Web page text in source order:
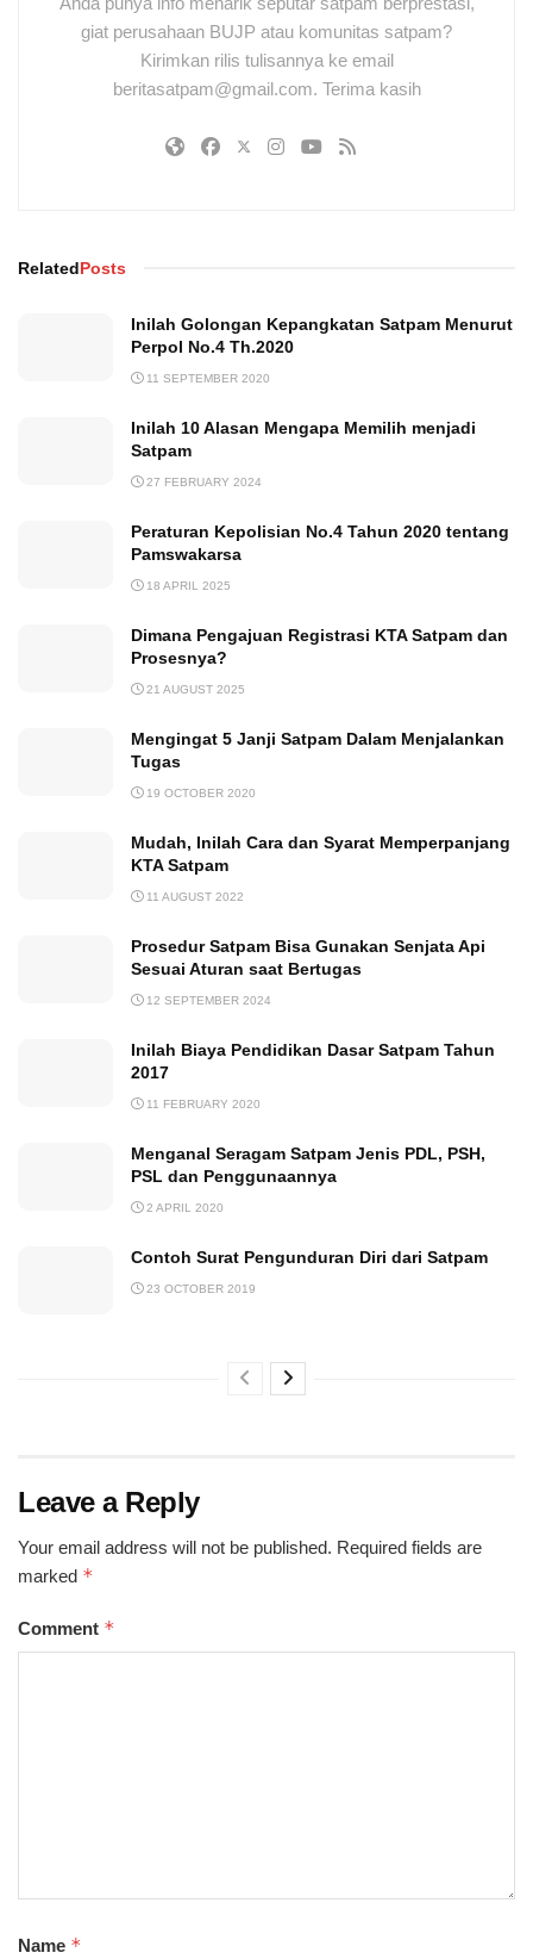
giat perusahaan BUJP atau komunitas satpam?
Kirimkan rilis tulisannya ke email
beritasatpam@gmail.com. Terima kasih
RelatedPosts
Inilah Golongan Kepangkatan Satpam Menurut
Perpol No.4 Th.2020
11 SEPTEMBER 2020
Inilah 10 Alasan Mengapa Memilih menjadi
Satpam
27 FEBRUARY 2024
Peraturan Kepolisian No.4 Tahun 2020 tentang
Pamswakarsa
18 APRIL 2025
Dimana Pengajuan Registrasi KTA Satpam dan
Prosesnya?
21 AUGUST 2025
Mengingat 5 Janji Satpam Dalam Menjalankan
Tugas
19 OCTOBER 2020
Mudah, Inilah Cara dan Syarat Memperpanjang
KTA Satpam
11 AUGUST 2022
Prosedur Satpam Bisa Gunakan Senjata Api
Sesuai Aturan saat Bertugas
12 SEPTEMBER 2024
Inilah Biaya Pendidikan Dasar Satpam Tahun
2017
11 FEBRUARY 2020
Menganal Seragam Satpam Jenis PDL, PSH,
PSL dan Penggunaannya
2 APRIL 2020
Contoh Surat Pengunduran Diri dari Satpam
23 OCTOBER 2019
Leave a Reply
Your email address will not be published. Required fields are
marked *
Comment *
Name *